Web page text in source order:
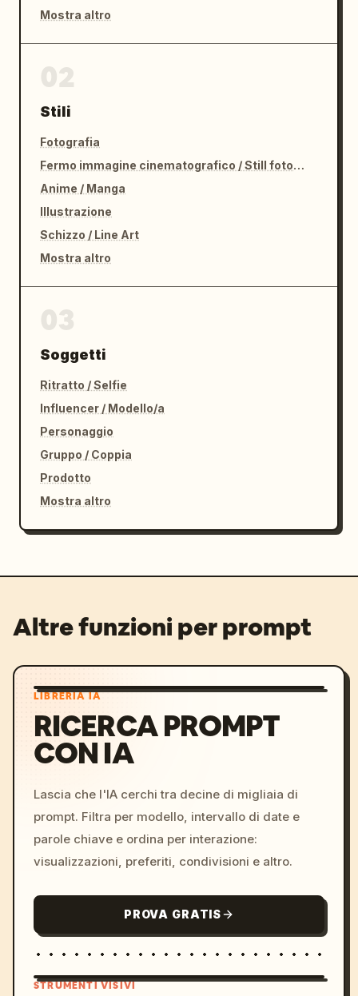
Mostra altro
Stili
Fotografia
Fermo immagine cinematografico / Still fotografico
Anime / Manga
Illustrazione
Schizzo / Line Art
Mostra altro
Soggetti
Ritratto / Selfie
Influencer / Modello/a
Personaggio
Gruppo / Coppia
Prodotto
Mostra altro
Altre funzioni per prompt
LIBRERIA IA
RICERCA PROMPT
CON IA
Lascia che l'IA cerchi tra decine di migliaia di
prompt. Filtra per modello, intervallo di date e
parole chiave e ordina per interazione:
visualizzazioni, preferiti, condivisioni e altro.
PROVA GRATIS
STRUMENTI VISIVI